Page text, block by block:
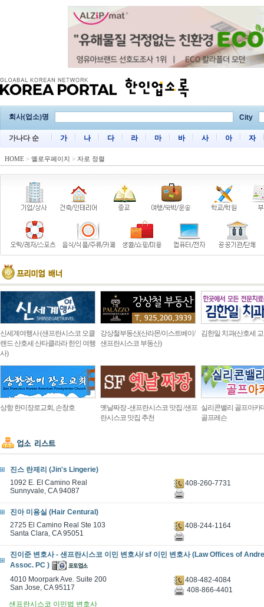
회사(업소)명 City
가나다 순 가 나 다 라 마 바 사 아 자
HOME > 옐로우페이지 > 자로 정렬
신세계여행사 (샌프란시스코 오클
랜드 산호세 산타클라라 한인 여행
사)
강상철부동산(산라몬/이스트베이/
샌프란시스코 부동산)
김한일 치과(산호세
상항 한미장로교회, 손창호
옛날짜장 -샌프란시스코 맛집 /샌프
란시스코 맛집 추천
실리콘밸리 골프아카
골프레슨
진스 란제리 (Jin's Lingerie)
1092 E. EI Camino Real
Sunnyvale, CA 94087
408-260-7731
진아 미용실 (Hair Centural)
2725 El Camino Real Ste 103
Santa Clara, CA 95051
408-244-1164
진이준 변호사 - 샌프란시스코 이민 변호사/ sf 이민 변호사 (Law Offices of
Assoc. PC )
4010 Moorpark Ave. Suite 200
San Jose, CA 95117
408-482-4084
408-866-4401
샌프란시스코 이민법 변호사